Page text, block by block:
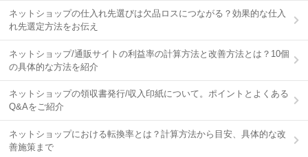
ネットショップの仕入れ先選びは欠品ロスにつながる？効果的な仕入
れ先選定方法をお伝え
ネットショップ/通販サイトの利益率の計算方法と改善方法とは？10個
の具体的な方法を紹介
ネットショップの領収書発行/収入印紙について。ポイントとよくある
Q&Aをご紹介
ネットショップにおける転換率とは？計算方法から目安、具体的な改
善施策まで